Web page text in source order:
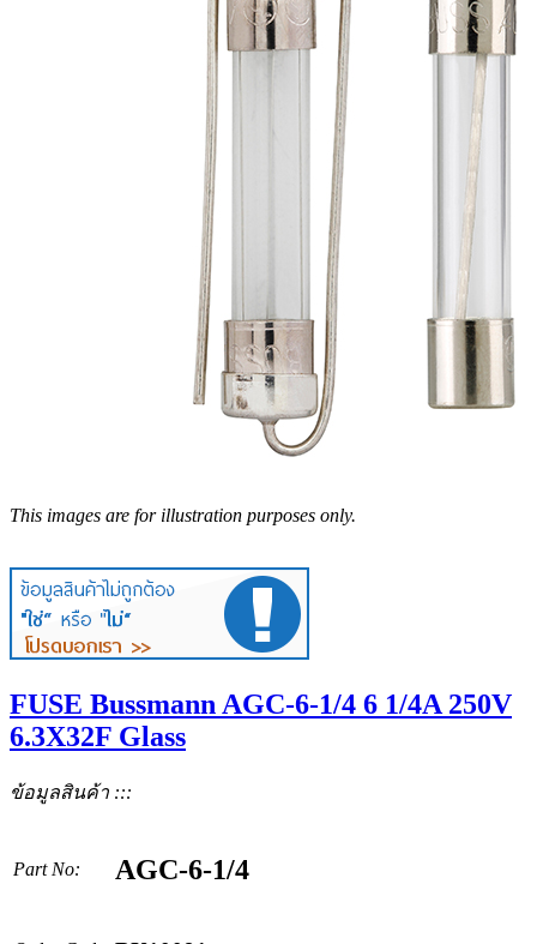
This images are for illustration purposes only.
FUSE Bussmann AGC-6-1/4 6 1/4A 250V
6.3X32F Glass
ข้อมูลสินค้า :::
Part No: AGC-6-1/4